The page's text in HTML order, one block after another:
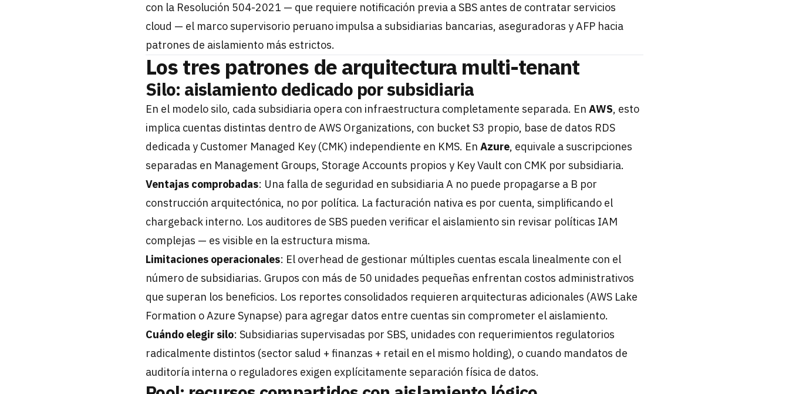
con la Resolución 504-2021 — que requiere notificación previa a SBS antes de contratar servicios
cloud — el marco supervisorio peruano impulsa a subsidiarias bancarias, aseguradoras y AFP hacia
patrones de aislamiento más estrictos.
Los tres patrones de arquitectura multi-tenant
Silo: aislamiento dedicado por subsidiaria
En el modelo silo, cada subsidiaria opera con infraestructura completamente separada. En AWS, esto
implica cuentas distintas dentro de AWS Organizations, con bucket S3 propio, base de datos RDS
dedicada y Customer Managed Key (CMK) independiente en KMS. En Azure, equivale a suscripciones
separadas en Management Groups, Storage Accounts propios y Key Vault con CMK por subsidiaria.
Ventajas comprobadas: Una falla de seguridad en subsidiaria A no puede propagarse a B por
construcción arquitectónica, no por política. La facturación nativa es por cuenta, simplificando el
chargeback interno. Los auditores de SBS pueden verificar el aislamiento sin revisar políticas IAM
complejas — es visible en la estructura misma.
Limitaciones operacionales: El overhead de gestionar múltiples cuentas escala linealmente con el
número de subsidiarias. Grupos con más de 50 unidades pequeñas enfrentan costos administrativos
que superan los beneficios. Los reportes consolidados requieren arquitecturas adicionales (AWS Lake
Formation o Azure Synapse) para agregar datos entre cuentas sin comprometer el aislamiento.
Cuándo elegir silo: Subsidiarias supervisadas por SBS, unidades con requerimientos regulatorios
radicalmente distintos (sector salud + finanzas + retail en el mismo holding), o cuando mandatos de
auditoría interna o reguladores exigen explícitamente separación física de datos.